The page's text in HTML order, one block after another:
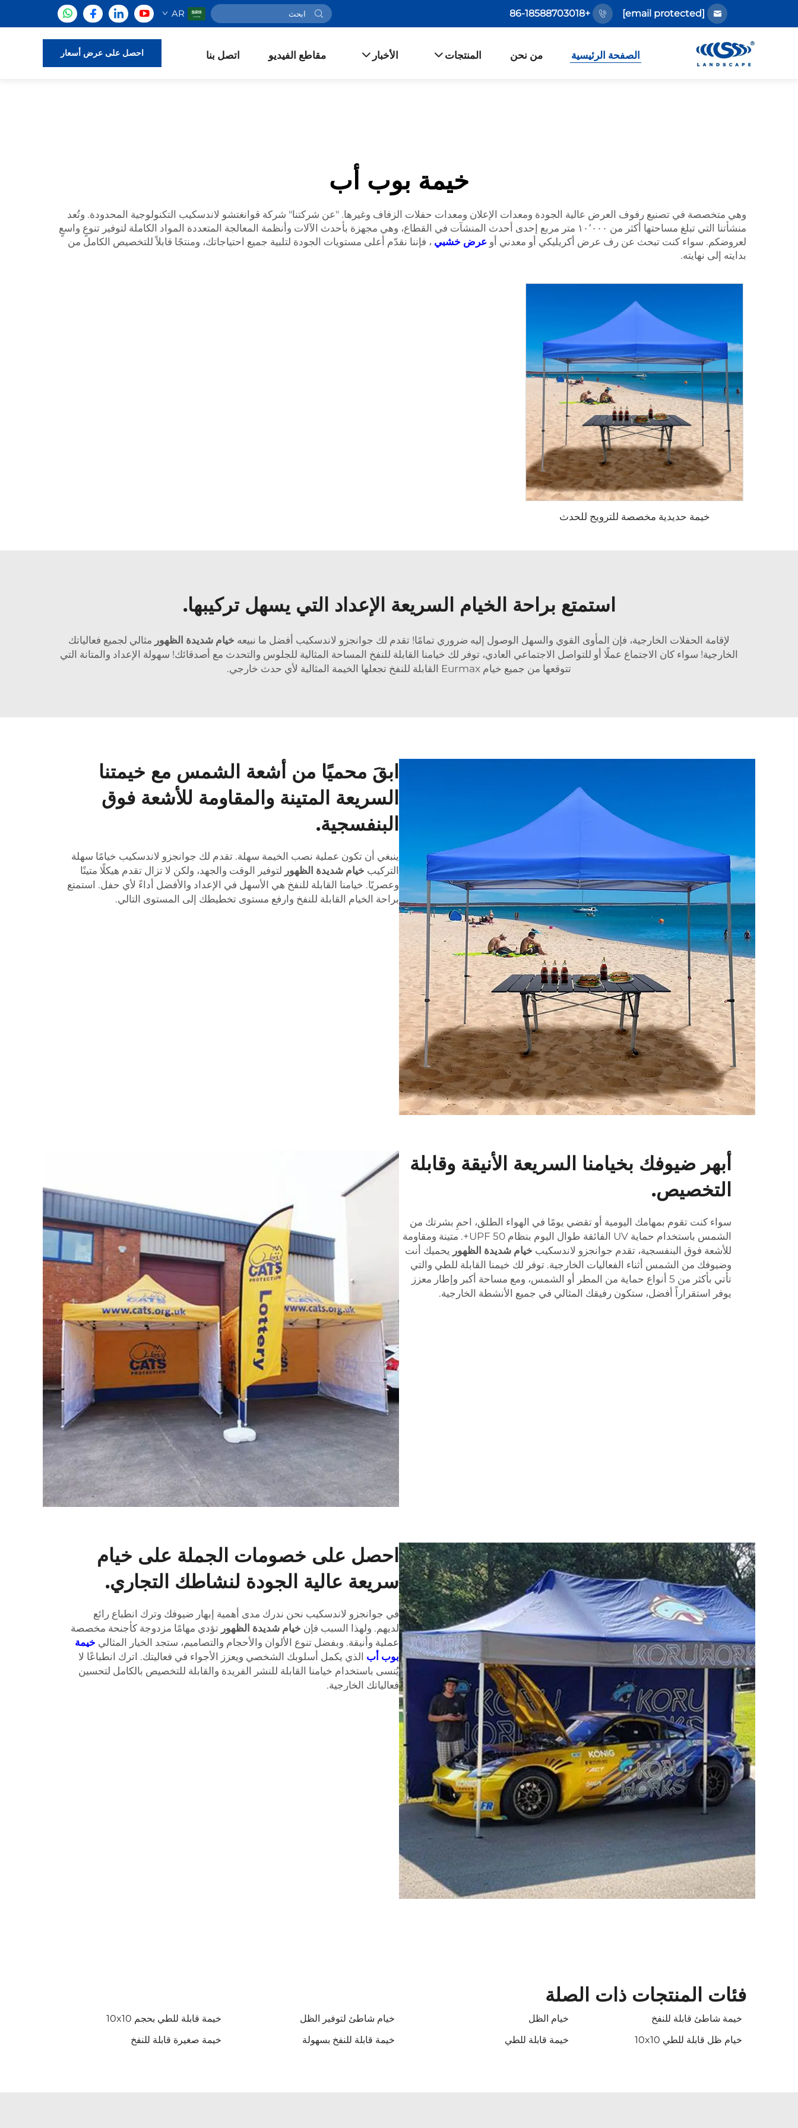
[email protected]
+86-18588703018
AR
الصفحة الرئيسية من نحن المنتجات الأخبار مقاطع الفيديو اتصل بنا احصل على عرض أسعار
خيمة بوب أب
وهي متخصصة في تصنيع رفوف العرض عالية الجودة ومعدات الإعلان ومعدات حفلات الزفاف وغيرها. "عن شركتنا" شركة قوانغتشو لاندسكيب التكنولوجية المحدودة. وتُعد
منشأتنا التي تبلغ مساحتها أكثر من ١٠٬٠٠٠ متر مربع إحدى أحدث المنشآت في القطاع، وهي مجهزة بأحدث الآلات وأنظمة المعالجة المتعددة المواد الكاملة لتوفير تنوعٍ واسعٍ
لعروضكم. سواء كنت تبحث عن رف عرض أكريليكي أو معدني أو عرض خشبي ، فإننا نقدّم أعلى مستويات الجودة لتلبية جميع احتياجاتك، ومنتجًا قابلاً للتخصيص الكامل من
بدايته إلى نهايته.
خيمة حديدية مخصصة للترويج للحدث
استمتع براحة الخيام السريعة الإعداد التي يسهل تركيبها.
لإقامة الحفلات الخارجية، فإن المأوى القوي والسهل الوصول إليه ضروري تمامًا! تقدم لك جوانجزو لاندسكيب أفضل ما نبيعه خيام شديدة الظهور مثالي لجميع فعالياتك
الخارجية! سواء كان الاجتماع عملًا أو للتواصل الاجتماعي العادي، توفر لك خيامنا القابلة للنفخ المساحة المثالية للجلوس والتحدث مع أصدقائك! سهولة الإعداد والمتانة التي
تتوقعها من جميع خيام Eurmax القابلة للنفخ تجعلها الخيمة المثالية لأي حدث خارجي.
ابقَ محميًا من أشعة الشمس مع خيمتنا
السريعة المتينة والمقاومة للأشعة فوق
البنفسجية.
ينبغي أن تكون عملية نصب الخيمة سهلة. تقدم لك جوانجزو لاندسكيب خيامًا سهلة
التركيب خيام شديدة الظهور لتوفير الوقت والجهد، ولكن لا تزال تقدم هيكلًا متينًا
وعصريًا. خيامنا القابلة للنفخ هي الأسهل في الإعداد والأفضل أداءً لأي حفل. استمتع
براحة الخيام القابلة للنفخ وارفع مستوى تخطيطك إلى المستوى التالي.
أبهر ضيوفك بخيامنا السريعة الأنيقة وقابلة
التخصيص.
سواء كنت تقوم بمهامك اليومية أو تقضي يومًا في الهواء الطلق، احمِ بشرتك من
الشمس باستخدام حماية UV الفائقة طوال اليوم بنظام UPF 50+. متينة ومقاومة
للأشعة فوق البنفسجية، تقدم جوانجزو لاندسكيب خيام شديدة الظهور يحميك أنت
وضيوفك من الشمس أثناء الفعاليات الخارجية. توفر لك خيمنا القابلة للطي والتي
تأتي بأكثر من 5 أنواع حماية من المطر أو الشمس، ومع مساحة أكبر وإطار معزز
يوفر استقراراً أفضل، ستكون رفيقك المثالي في جميع الأنشطة الخارجية.
احصل على خصومات الجملة على خيام
سريعة عالية الجودة لنشاطك التجاري.
في جوانجزو لاندسكيب نحن ندرك مدى أهمية إبهار ضيوفك وترك انطباع رائع
لديهم. ولهذا السبب فإن خيام شديدة الظهور تؤدي مهامًا مزدوجة كأجنحة مخصصة
عملية وأنيقة. وبفضل تنوع الألوان والأحجام والتصاميم، ستجد الخيار المثالي خيمة
بوب أب الذي يكمل أسلوبك الشخصي ويعزز الأجواء في فعاليتك. اترك انطباعًا لا
يُنسى باستخدام خيامنا القابلة للنشر الفريدة والقابلة للتخصيص بالكامل لتحسين
فعالياتك الخارجية.
فئات المنتجات ذات الصلة
خيمة شاطئ قابلة للنفخ خيام الظل خيام شاطئ لتوفير الظل
خيمة قابلة للطي بحجم 10x10
خيام ظل قابلة للطي 10x10
خيمة قابلة للطي خيمة قابلة للنفخ بسهولة خيمة صغيرة قابلة للنفخ